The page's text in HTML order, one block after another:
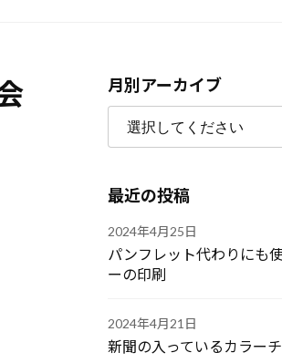
月別アーカイブ
最近の投稿
2024年4月25日
パンフレット代わりにも
ーの印刷
2024年4月21日
新聞の入っているカラー